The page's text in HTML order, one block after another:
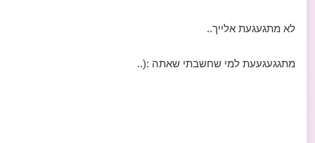
לא מתגעגעת אלייך..
מתגגעגעעת למי שחשבתי שאתה :(..